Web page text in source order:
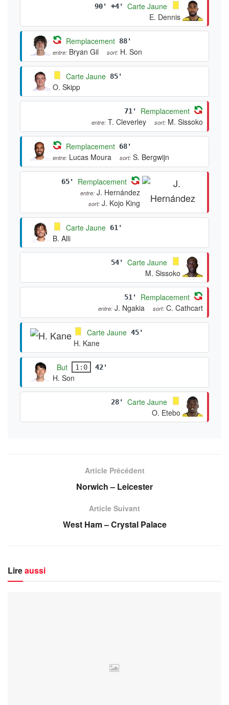
90' +4'
Carte Jaune
E. Dennis
Remplacement 88'
entre: Bryan Gil sort: H. Son
Carte Jaune 85'
O. Skipp
71' Remplacement
entre: T. Cleverley sort: M. Sissoko
Remplacement 68'
entre: Lucas Moura sort: S. Bergwijn
65' Remplacement
entre: J. Hernández
sort: J. Kojo King
Carte Jaune 61'
B. Alli
54'
Carte Jaune
M. Sissoko
51' Remplacement
entre: J. Ngakia sort: C. Cathcart
Carte Jaune 45'
H. Kane
But 1:0 42'
H. Son
28'
Carte Jaune
O. Etebo
Article Précédent
Norwich – Leicester
Article Suivant
West Ham – Crystal Palace
Lireaussi